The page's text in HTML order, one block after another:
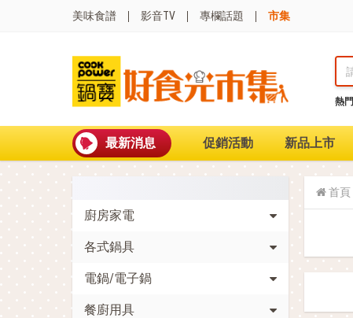
美味食譜 影音TV 專欄話題 市集
熱門
最新消息 促銷活動 新品上市
廚房家電
各式鍋具
電鍋/電子鍋
餐廚用具
首頁